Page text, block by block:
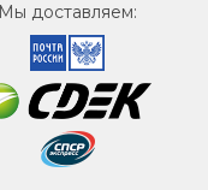
Мы доставляем: